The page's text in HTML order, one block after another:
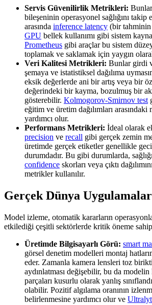
Servis Güvenilirlik Metrikleri:
bileşeninin operasyonel sağlığını takip
arasında inference latency (bir
GPU bellek kullanımı gibi sistem
Prometheus gibi araçlar bu sistem
toplamak ve saklamak için yaygın
Veri Kalitesi Metrikleri: Bunlar girdi
şemaya ve istatistiksel dağılıma
eksik değerlerde ani bir artış veya bir
değerindeki bir kayma, bozulmuş bir
gösterebilir. Kolmogorov-Smirnov test
eğitim ve üretim dağılımları
yardımcı olur.
Performans Metrikleri: İdeal olarak
precision ve recall gibi gerçek zemin
üretimde gerçek etiketler genellikle
durumdadır. Bu gibi durumlarda,
confidence skorları veya çıktı
metrikler kullanılır.
Gerçek Dünya
Model izleme, otomatik kararların
etkilediği çeşitli sektörlerde kritik öneme
Üretimde Bilgisayarlı Görü: smart
görsel denetim modelleri montaj
eder. Zamanla kamera lensleri toz
aydınlatması değişebilir, bu da
parçaları kusurlu olarak yanlış
olabilir. Pozitif algılama oranının
belirlenmesine yardımcı olur ve